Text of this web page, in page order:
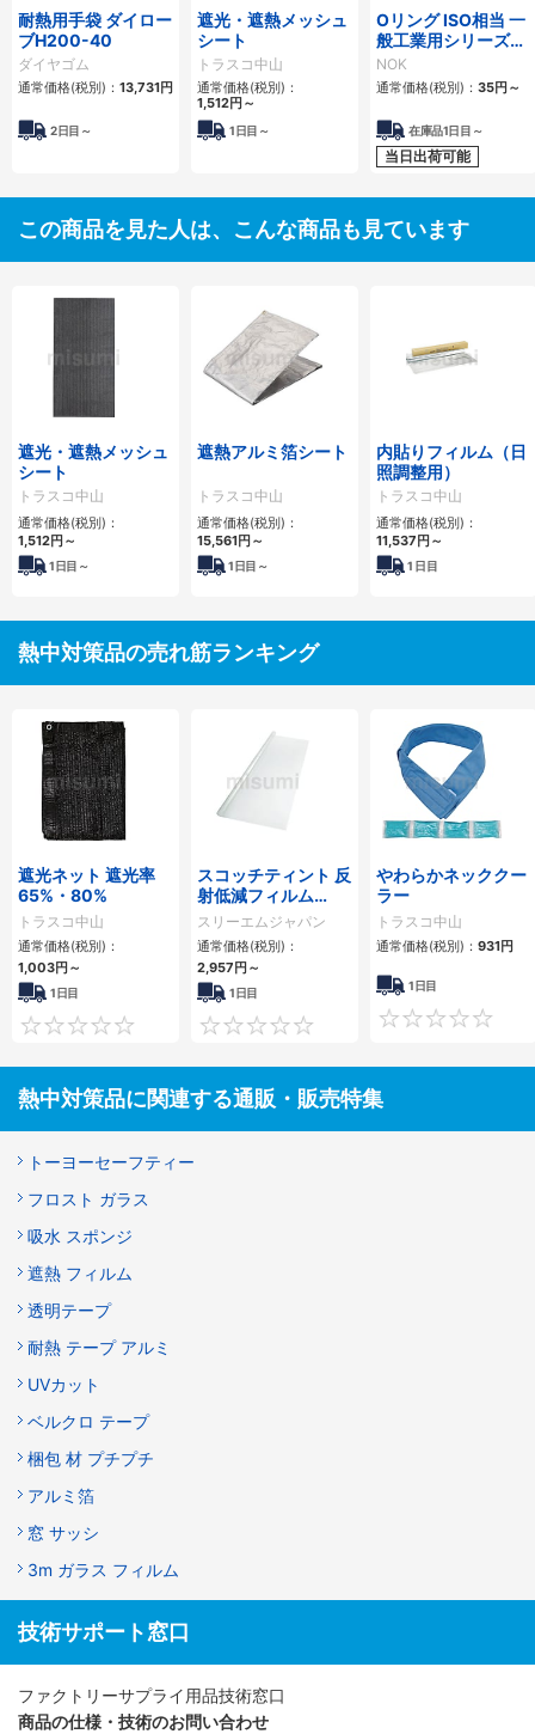
耐熱用手袋 ダイロー
ブH200-40
ダイヤゴム
通常価格(税別)： 13,731円
2日目～
遮光・遮熱メッシュ
シート
トラスコ中山
通常価格(税別)：
1,512円～
1日目～
Oリング ISO相当 一
般工業用シリーズ
（固定用）
NOK
通常価格(税別)： 35円～
在庫品1日目～
当日出荷可能
この商品を見た人は、こんな商品も見ています
遮光・遮熱メッシュ
シート
トラスコ中山
通常価格(税別)：
1,512円～
1日目～
遮熱アルミ箔シート
トラスコ中山
通常価格(税別)：
15,561円～
1日目～
内貼りフィルム（日
照調整用）
トラスコ中山
通常価格(税別)：
11,537円～
1 日目
熱中対策品の売れ筋ランキング
遮光ネット 遮光率
65%・80%
トラスコ中山
通常価格(税別)：
1,003円～
1日目
0
スコッチティント 反
射低減フィルム
LR2CLARX
スリーエムジャパン
通常価格(税別)：
2,957円～
1日目
0
やわらかネッククー
ラー
トラスコ中山
通常価格(税別)： 931円
1日目
熱中対策品に関連する通販・販売特集
トーヨーセーフティー
フロスト ガラス
吸水 スポンジ
遮熱 フィルム
透明テープ
耐熱 テープ アルミ
UVカット
ベルクロ テープ
梱包 材 プチプチ
アルミ箔
窓 サッシ
3m ガラス フィルム
技術サポート窓口
ファクトリーサプライ用品技術窓口
商品の仕様・技術のお問い合わせ